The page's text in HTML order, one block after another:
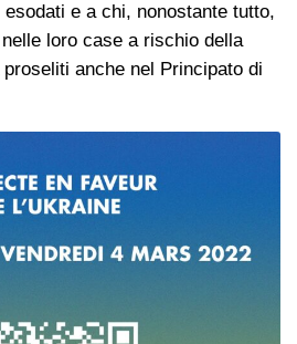
e a chi, nonostante tutto,
loro case a rischio della
anche nel Principato di